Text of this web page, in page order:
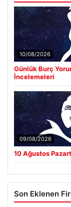
10/08/2026
Günlük Burç
İncelemeleri
09/08/2026
10 Ağustos
Son Eklenen